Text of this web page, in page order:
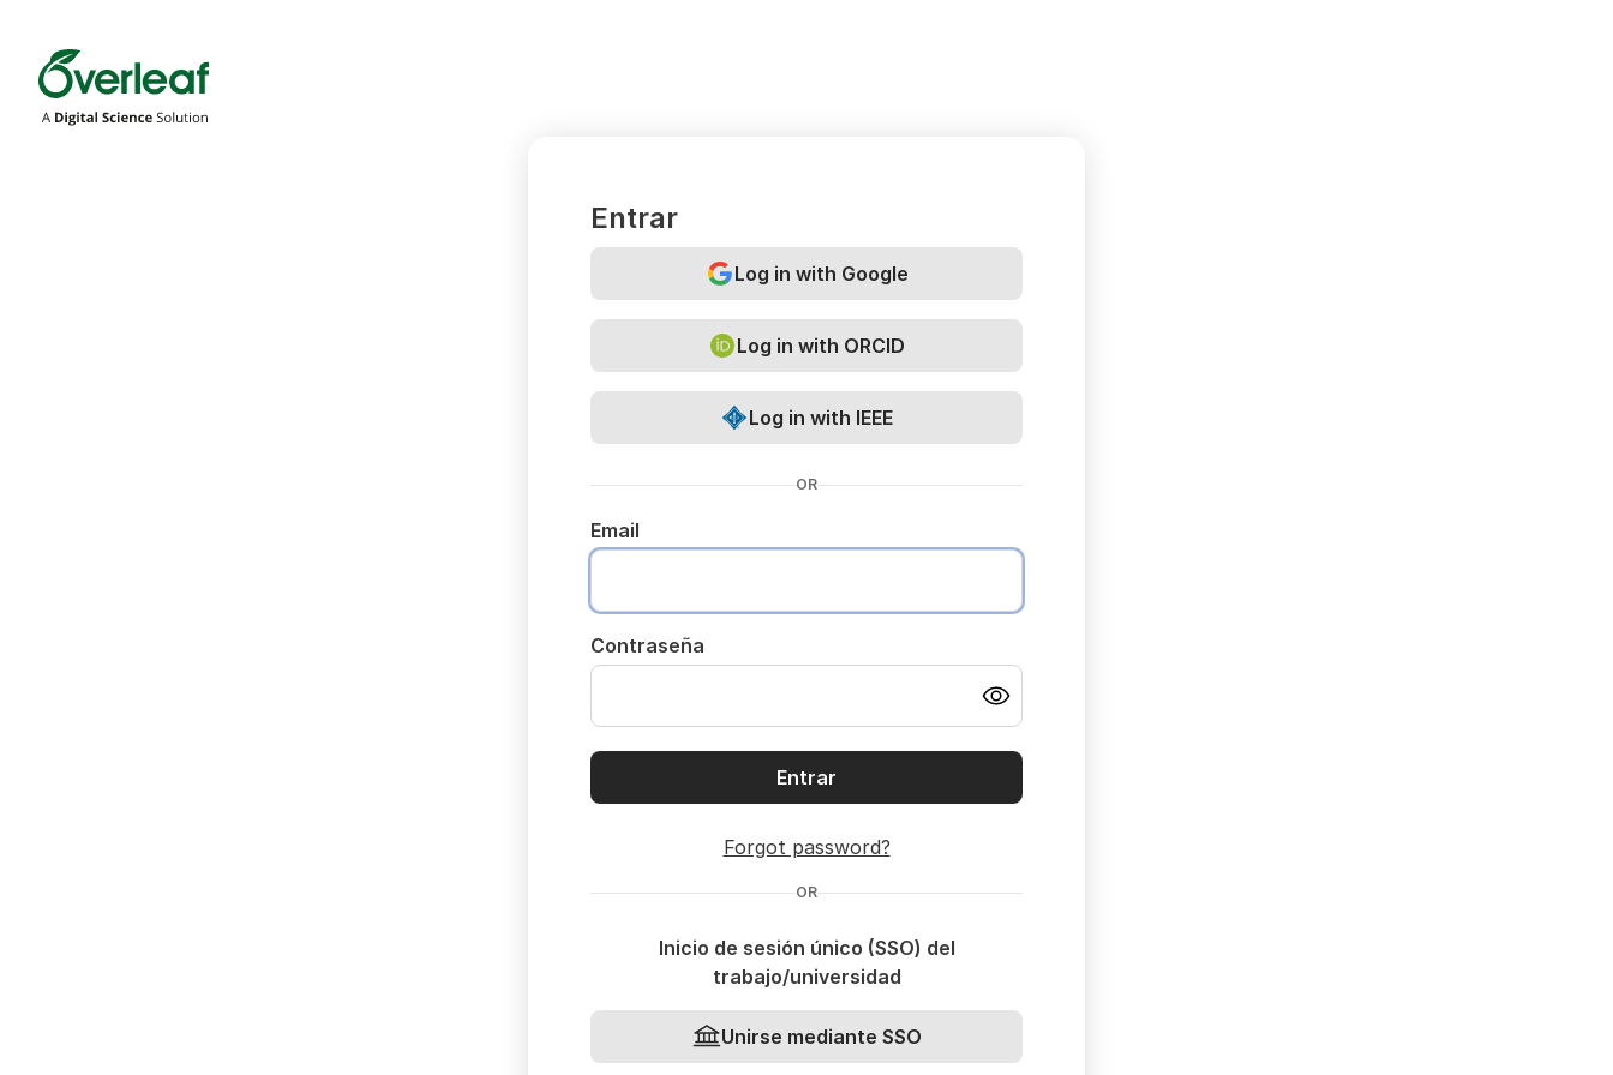
Overleaf
Entrar
Log in with Google
Log in with ORCID
Log in with IEEE
OR
Email
Contraseña
Entrar
Forgot password?
OR
Inicio de sesión único (SSO) del
trabajo/universidad
Unirse mediante SSO